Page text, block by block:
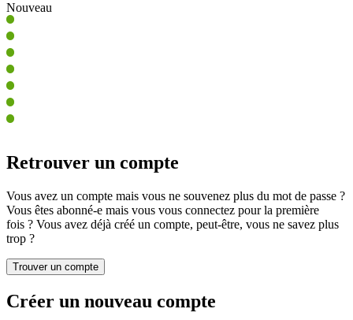
Nouveau
Retrouver un compte
Vous avez un compte mais vous ne souvenez plus du mot de passe ?
Vous êtes abonné-e mais vous vous connectez pour la première
fois ? Vous avez déjà créé un compte, peut-être, vous ne savez plus
trop ?
Créer un nouveau compte